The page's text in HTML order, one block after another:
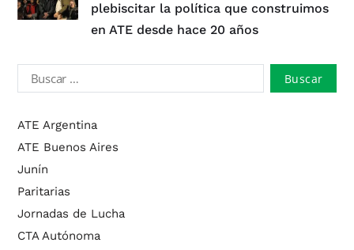
plebiscitar la política que construimos
en ATE desde hace 20 años
ATE Argentina
ATE Buenos Aires
Junín
Paritarias
Jornadas de Lucha
CTA Autónoma